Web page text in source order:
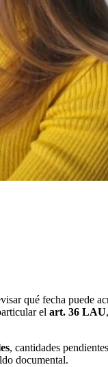
qué fecha puede
el art. 36 LAU
, cantidades
documental.